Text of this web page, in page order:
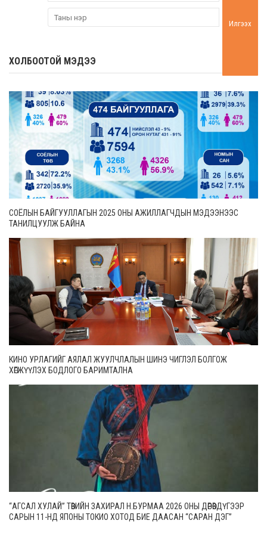
Илгээх
ХОЛБООТОЙ МЭДЭЭ
СОЁЛЫН БАЙГУУЛЛАГЫН 2025 ОНЫ АЖИЛЛАГЧДЫН МЭДЭЭНЭЭС
ТАНИЛЦУУЛЖ БАЙНА
КИНО УРЛАГИЙГ АЯЛАЛ ЖУУЛЧЛАЛЫН ШИНЭ ЧИГЛЭЛ БОЛГОЖ
ХӨГЖҮҮЛЭХ БОДЛОГО БАРИМТАЛНА
“АГСАЛ ХУЛАЙ” ТӨВИЙН ЗАХИРАЛ Н.БУРМАА 2026 ОНЫ ДӨРӨВДҮГЭЭР
САРЫН 11-НД ЯПОНЫ ТОКИО ХОТОД БИЕ ДААСАН “САРАН ДЭГ”